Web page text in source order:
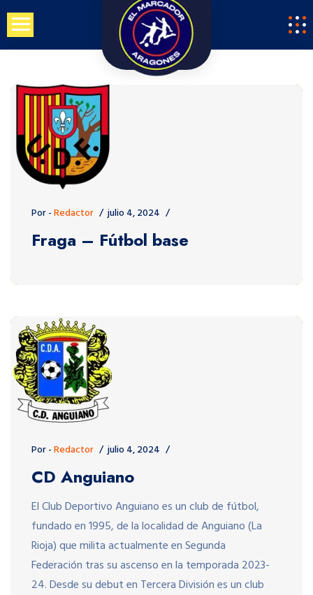
Saltar
contenido
Por -Redactor julio 4, 2024
Fraga – Fútbol base
Por -Redactor julio 4, 2024
CD Anguiano
El Club Deportivo Anguiano es un club de fútbol,
fundado en 1995, de la localidad de Anguiano (La
Rioja) que milita actualmente en Segunda
Federación tras su ascenso en la temporada 2023-
24. Desde su debut en Tercera División es un club